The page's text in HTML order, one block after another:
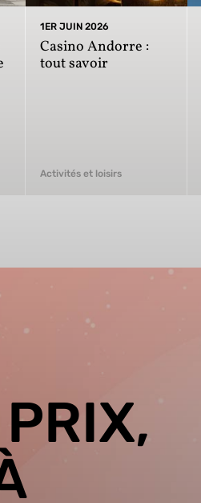
1ER JUIN 2026
Casino Andorre :
tout savoir
Activités et loisirs